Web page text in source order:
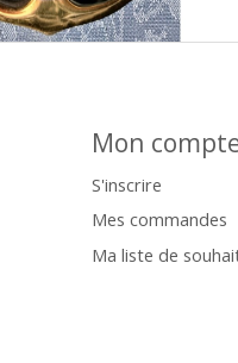
Mon
S'inscrire
Mes commandes
Ma liste de